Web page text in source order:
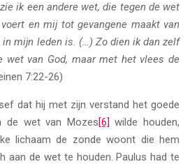
ik een andere wet, die tegen de wet
en mij tot gevangene maakt van
in mijn leden is. (…) Zo dien ik dan zelf
wet van God, maar met het vlees de
7:22-26)
dat hij met zijn verstand het goede
de wet van Mozes[6] wilde houden,
lichaam de zonde woont die hem
aan de wet te houden. Paulus had te